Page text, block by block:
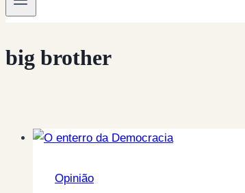
big brother
Opinião